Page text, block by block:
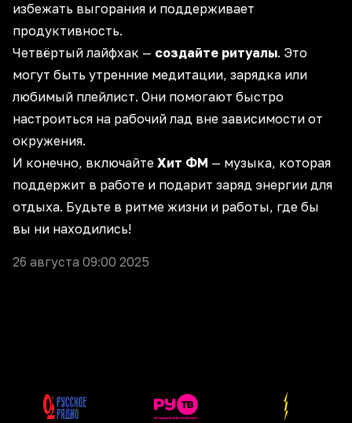
избежать выгорания и поддерживает
продуктивность.
Четвёртый лайфхак — создайте ритуалы. Это
могут быть утренние медитации, зарядка или
любимый плейлист. Они помогают быстро
настроиться на рабочий лад вне зависимости от
окружения.
И конечно, включайте Хит ФМ — музыка, которая
поддержит в работе и подарит заряд энергии для
отдыха. Будьте в ритме жизни и работы, где бы
вы ни находились!
26 августа 09:00 2025